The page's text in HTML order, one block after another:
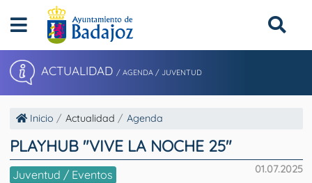
ACTUALIDAD / AGENDA / JUVENTUD
Inicio Actualidad Agenda
PLAYHUB "VIVE LA NOCHE 25"
01.07.2025
Juventud / Eventos